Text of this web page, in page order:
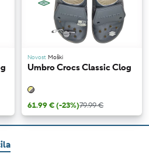
Novost Moški
Umbro Crocs Classic Clog
61.99 €(-23%)79.99 €